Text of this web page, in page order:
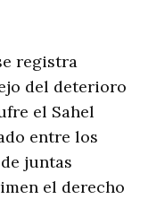
registra
del deterioro
el Sahel
entre los
juntas
el derecho